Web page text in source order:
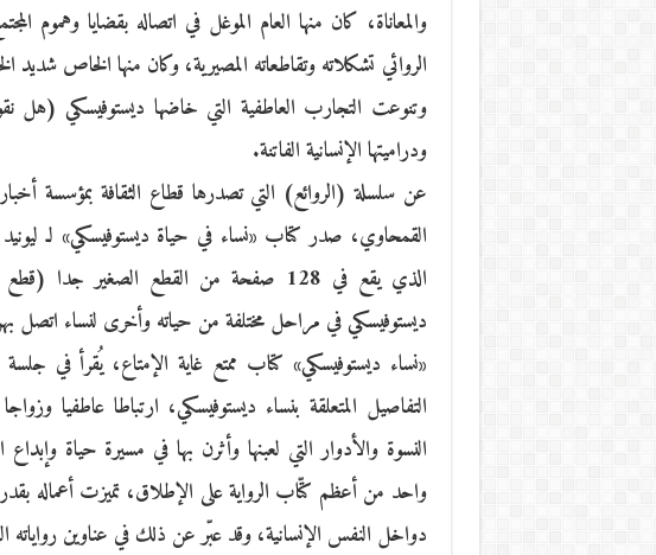
والمعاناة، كان منها العام الموغل في اتصاله بقضايا وهموم
الروائي تشكلاته وتقاطعاته المصيرية، وكان منها الخاص
وتنوعت التجارب العاطفية التي خاضها ديستوفيسكي (هل
ودراميتها الإنسانية الفاتنة.
عن سلسلة (الروائع) التي تصدرها قطاع الثقافة بمؤسسة
القمحاوي، صدر كتاب «نساء في حياة ديستوفيسكي» لـ
الذي يقع في 128 صفحة من القطع الصغير
ديستوفيسكي في مراحل مختلفة من حياته وأخرى لنساء اتصل
«نساء ديستوفيسكي» كتاب ممتع غاية الإمتاع، يُقرأ في
التفاصيل المتعلقة بنساء ديستوفيسكي، ارتباطا عاطفيا
النسوة والأدوار التي لعبنها وأثرن بها في مسيرة حياة
واحد من أعظم كتّاب الرواية على الإطلاق، تميزت أعماله
دواخل النفس الإنسانية، وقد عبّر عن ذلك في عناوين